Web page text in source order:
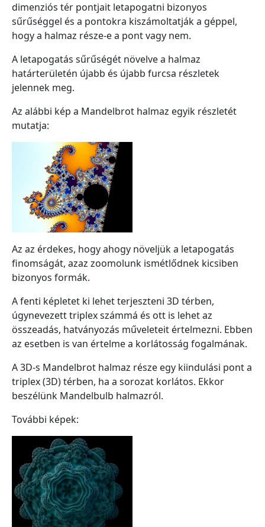
dimenziós tér pontjait letapogatni bizonyos
sűrűséggel és a pontokra kiszámoltatják a géppel,
hogy a halmaz része-e a pont vagy nem.
A letapogatás sűrűségét növelve a halmaz
határterületén újabb és újabb furcsa részletek
jelennek meg.
Az alábbi kép a Mandelbrot halmaz egyik részletét
mutatja:
Az az érdekes, hogy ahogy növeljük a letapogatás
finomságát, azaz zoomolunk ismétlődnek kicsiben
bizonyos formák.
A fenti képletet ki lehet terjeszteni 3D térben,
úgynevezett triplex számmá és ott is lehet az
összeadás, hatványozás műveleteit értelmezni. Ebben
az esetben is van értelme a korlátosság fogalmának.
A 3D-s Mandelbrot halmaz része egy kiindulási pont a
triplex (3D) térben, ha a sorozat korlátos. Ekkor
beszélünk Mandelbulb halmazról.
További képek: